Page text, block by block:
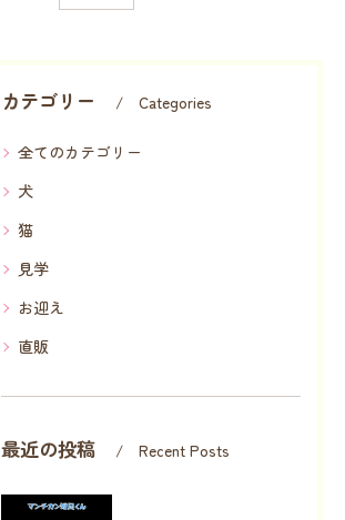
カテゴリー Categories
全てのカテゴリー
犬
猫
見学
お迎え
直販
最近の投稿 Recent Posts